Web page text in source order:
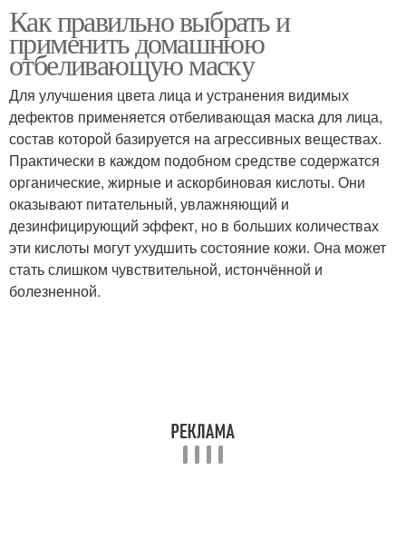
Лимонно-медовая маска
маска
Маска из
картофельного сока
Маски для достижения
Маски на
чувствительной коже
Домашние маски
Как правильно выбрать и
применить домашнюю
отбеливающую маску
Для улучшения цвета лица и устранения видимых
дефектов применяется отбеливающая маска для лица,
состав которой базируется на агрессивных веществах.
Практически в каждом подобном средстве содержатся
органические, жирные и аскорбиновая кислоты. Они
оказывают питательный, увлажняющий и
дезинфицирующий эффект, но в больших количествах
эти кислоты могут ухудшить состояние кожи. Она может
стать слишком чувствительной, истончённой и
болезненной.